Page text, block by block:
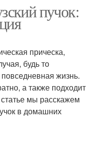
Двойной пучок
Пучок на короткие
волосы
пучок:
прическа,
будь то
жизнь.
а также подходит
мы расскажем
в домашних